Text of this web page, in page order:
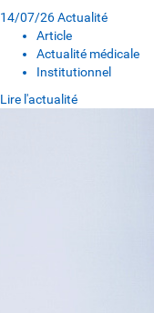
14/07/26Actualité
Article
Actualité médicale
Institutionnel
Lire l'actualité